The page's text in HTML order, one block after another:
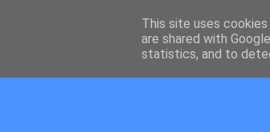
This site uses
are shared with
statistics, and to